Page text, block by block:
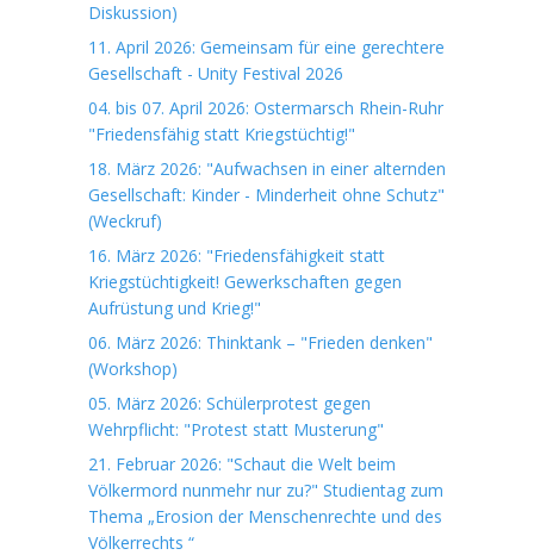
Diskussion)
11. April 2026: Gemeinsam für eine gerechtere
Gesellschaft - Unity Festival 2026
04. bis 07. April 2026: Ostermarsch Rhein-Ruhr
"Friedensfähig statt Kriegstüchtig!"
18. März 2026: "Aufwachsen in einer alternden
Gesellschaft: Kinder - Minderheit ohne Schutz"
(Weckruf)
16. März 2026: "Friedensfähigkeit statt
Kriegstüchtigkeit! Gewerkschaften gegen
Aufrüstung und Krieg!"
06. März 2026: Thinktank – "Frieden denken"
(Workshop)
05. März 2026: Schülerprotest gegen
Wehrpflicht: "Protest statt Musterung"
21. Februar 2026: "Schaut die Welt beim
Völkermord nunmehr nur zu?" Studientag zum
Thema „Erosion der Menschenrechte und des
Völkerrechts “